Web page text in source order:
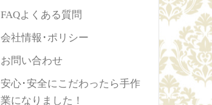
FAQよくある質問
会社情報･ポリシー
お問い合わせ
安心･安全にこだわったら手作
業になりました！